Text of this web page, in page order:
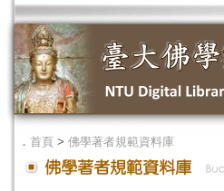
． 首頁 > 佛學著者規範資料庫